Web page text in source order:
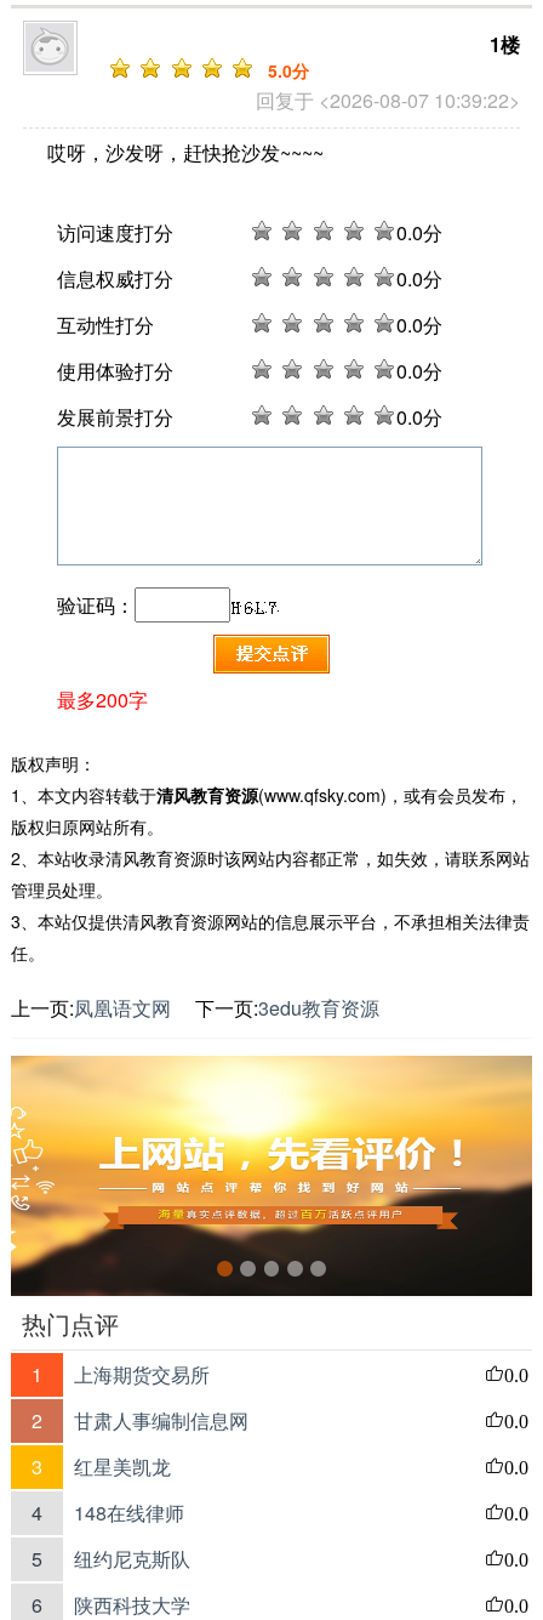
回复于 <2026-08-07 10:39:22>
1楼
5.0分
哎呀，沙发呀，赶快抢沙发~~~~
访问速度打分 0.0分
信息权威打分
0.0分
互动性打分
0.0分
使用体验打分
0.0分
发展前景打分
0.0分
验证码：
最多200字
版权声明：
1、本文内容转载于清风教育资源(www.qfsky.com)，或有会员发布，
版权归原网站所有。
2、本站收录清风教育资源时该网站内容都正常，如失效，请联系网站
管理员处理。
3、本站仅提供清风教育资源网站的信息展示平台，不承担相关法律责
任。
上一页:凤凰语文网 下一页:3edu教育资源
热门点评
1 上海期货交易所 0.0
2 甘肃人事编制信息网 0.0
3 红星美凯龙 0.0
4 148在线律师 0.0
5 纽约尼克斯队 0.0
6 陕西科技大学 0.0